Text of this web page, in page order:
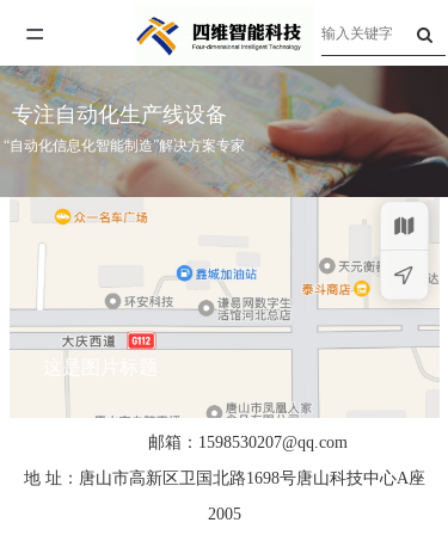
=
首页
关于四维
产品与服务
联系我们
人才招聘
专注自动化生产线设备
“自动化信息化智能制造”解决方案专家
唐山四维智能科技有限公司
联系人：陈耀岐 15690511168
刘学梅 18633121918
邮箱：1598530207@qq.com
地 址：唐山市高新区卫国北路1698号唐山科技中心A座
2005
这是图片标题